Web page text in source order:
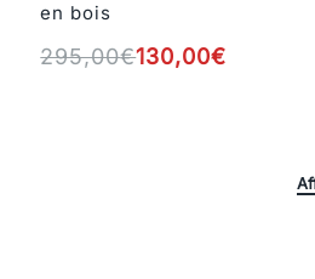
en bois
295,00€130,00€